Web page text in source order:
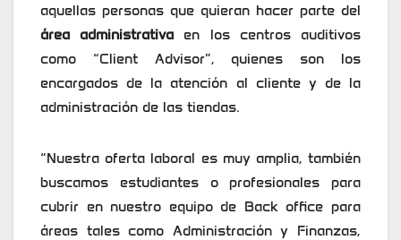
aquellas personas que quieran hacer parte del
área administrativa en los centros auditivos
como “Client Advisor”, quienes son los
encargados de la atención al cliente y de la
administración de las tiendas.
“Nuestra oferta laboral es muy amplia, también
buscamos estudiantes o profesionales para
cubrir en nuestro equipo de Back office para
áreas tales como Administración y Finanzas,